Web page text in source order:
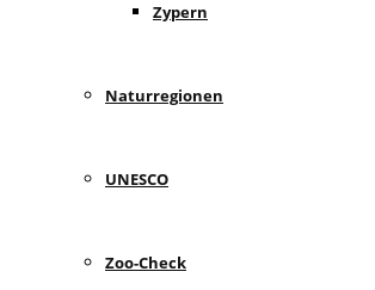
Zypern
Naturregionen
UNESCO
Zoo-Check